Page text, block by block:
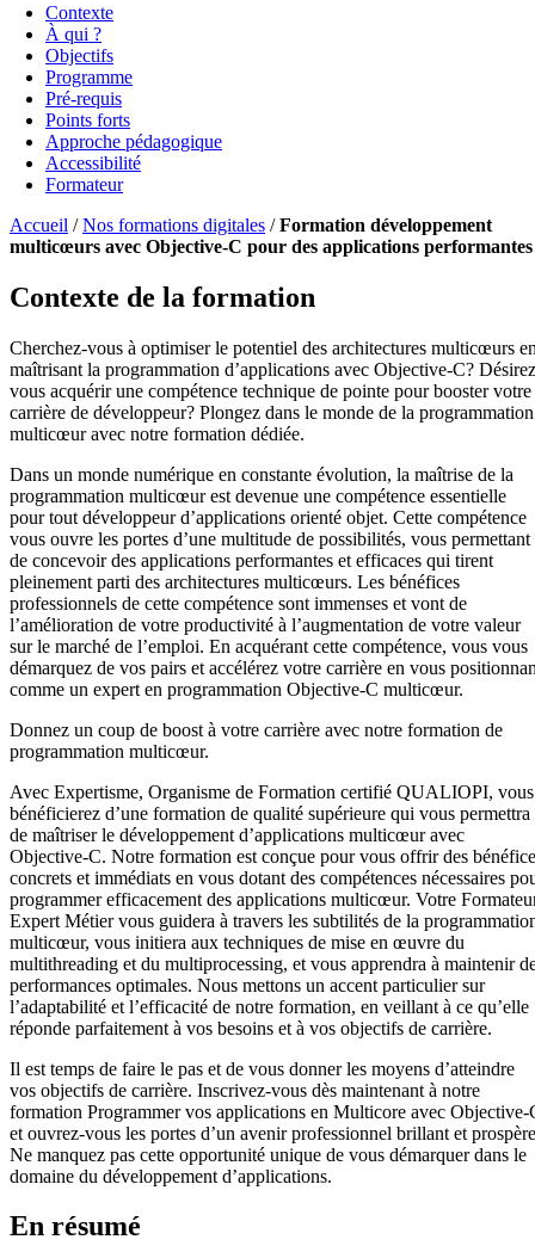
Contexte
À qui ?
Objectifs
Programme
Pré-requis
Points forts
Approche pédagogique
Accessibilité
Formateur
Accueil /Nos formations digitales /Formation développement
multicœurs avec Objective-C pour des applications performantes
Contexte de la formation
Cherchez-vous à optimiser le potentiel des architectures multicœurs
maîtrisant la programmation d’applications avec Objective-C?
vous acquérir une compétence technique de pointe pour booster votre
carrière de développeur? Plongez dans le monde de la programmation
multicœur avec notre formation dédiée.
Dans un monde numérique en constante évolution, la maîtrise de la
programmation multicœur est devenue une compétence essentielle
pour tout développeur d’applications orienté objet. Cette compétence
vous ouvre les portes d’une multitude de possibilités, vous permettant
de concevoir des applications performantes et efficaces qui tirent
pleinement parti des architectures multicœurs. Les bénéfices
professionnels de cette compétence sont immenses et vont de
l’amélioration de votre productivité à l’augmentation de votre valeur
sur le marché de l’emploi. En acquérant cette compétence, vous vous
démarquez de vos pairs et accélérez votre carrière en vous
comme un expert en programmation Objective-C multicœur.
Donnez un coup de boost à votre carrière avec notre formation de
programmation multicœur.
Avec Expertisme, Organisme de Formation certifié QUALIOPI, vous
bénéficierez d’une formation de qualité supérieure qui vous permettra
de maîtriser le développement d’applications multicœur avec
Objective-C. Notre formation est conçue pour vous offrir des
concrets et immédiats en vous dotant des compétences nécessaires
programmer efficacement des applications multicœur. Votre
Expert Métier vous guidera à travers les subtilités de la
multicœur, vous initiera aux techniques de mise en œuvre du
multithreading et du multiprocessing, et vous apprendra à maintenir
performances optimales. Nous mettons un accent particulier sur
l’adaptabilité et l’efficacité de notre formation, en veillant à ce qu’elle
réponde parfaitement à vos besoins et à vos objectifs de carrière.
Il est temps de faire le pas et de vous donner les moyens d’atteindre
vos objectifs de carrière. Inscrivez-vous dès maintenant à notre
formation Programmer vos applications en Multicore avec Objective-
et ouvrez-vous les portes d’un avenir professionnel brillant et
Ne manquez pas cette opportunité unique de vous démarquer dans le
domaine du développement d’applications.
En résumé